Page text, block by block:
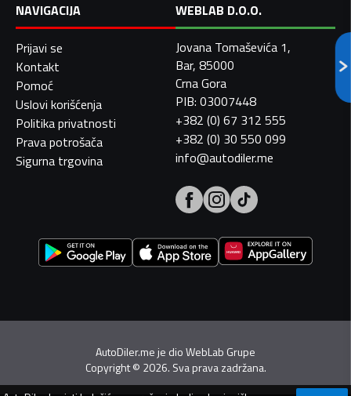
NAVIGACIJA
Prijavi se
Kontakt
Pomoć
Uslovi korišćenja
Politika privatnosti
Prava potrošača
Sigurna trgovina
WEBLAB D.O.O.
Jovana Tomaševića 1,
Bar, 85000
Crna Gora
PIB: 03007448
+382 (0) 67 312 555
+382 (0) 30 550 099
info@autodiler.me
AutoDiler.me je dioWebLab Grupe
Copyright© 2026. Sva prava zadržana.